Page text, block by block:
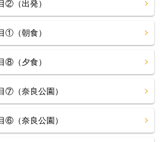
②（出発）
①（朝食）
⑧（夕食）
（奈良公園）
（奈良公園）